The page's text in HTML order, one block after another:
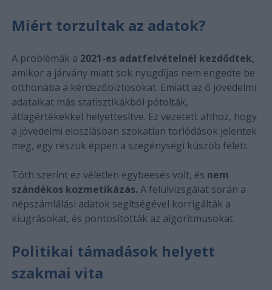
Miért torzultak az adatok?
A problémák a 2021-es adatfelvételnél kezdődtek,
amikor a járvány miatt sok nyugdíjas nem engedte be
otthonába a kérdezőbiztosokat. Emiatt az ő jövedelmi
adataikat más statisztikákból pótolták,
átlagértékekkel helyettesítve. Ez vezetett ahhoz, hogy
a jövedelmi eloszlásban szokatlan torlódások jelentek
meg, egy részük éppen a szegénységi küszöb felett.
Tóth szerint ez véletlen egybeesés volt, és nem
szándékos kozmetikázás. A felülvizsgálat során a
népszámlálási adatok segítségével korrigálták a
kiugrásokat, és pontosították az algoritmusokat.
Politikai támadások helyett
szakmai vita